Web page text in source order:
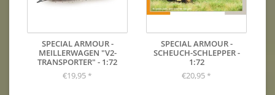
SPECIAL ARMOUR -
MEILLERWAGEN "V2-
TRANSPORTER" - 1:72
€19,95 *
SPECIAL ARMOUR -
SCHEUCH-SCHLEPPER -
1:72
€20,95 *